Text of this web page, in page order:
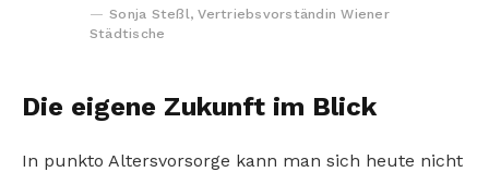
Sonja Steßl, Vertriebsvorständin Wiener
Städtische
Die eigene Zukunft im Blick
In punkto Altersvorsorge kann man sich heute nicht